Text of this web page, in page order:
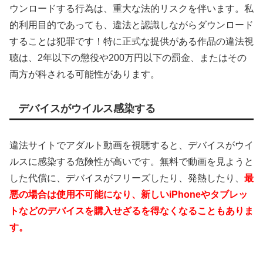
ウンロードする行為は、重大な法的リスクを伴います。私
的利用目的であっても、違法と認識しながらダウンロード
することは犯罪です！特に正式な提供がある作品の違法視
聴は、2年以下の懲役や200万円以下の罰金、またはその
両方が科される可能性があります。
デバイスがウイルス感染する
違法サイトでアダルト動画を視聴すると、デバイスがウイ
ルスに感染する危険性が高いです。無料で動画を見ようと
した代償に、デバイスがフリーズしたり、発熱したり、 最
悪の場合は使用不可能になり、新しいiPhoneやタブレッ
トなどのデバイスを購入せざるを得なくなることもありま
す。